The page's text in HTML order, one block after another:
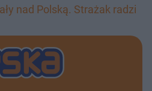
nad Polską. Strażak radzi